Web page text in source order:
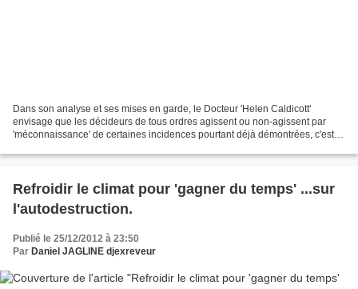
Dans son analyse et ses mises en garde, le Docteur 'Helen Caldicott'
envisage que les décideurs de tous ordres agissent ou non-agissent par
'méconnaissance' de certaines incidences pourtant déjà démontrées, c'est
Refroidir le climat pour 'gagner du temps' ...sur
l'autodestruction.
Publié le 25/12/2012 à 23:50
Par Daniel JAGLINE djexreveur